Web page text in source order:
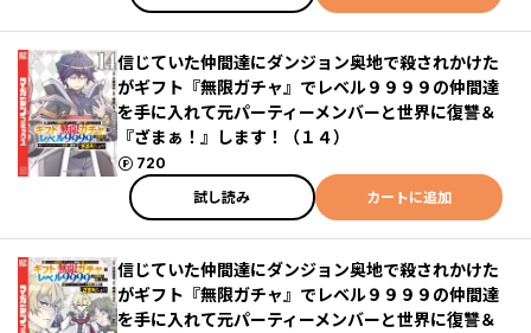
信じていた仲間達にダンジョン奥地で殺されかけた
がギフト『無限ガチャ』でレベル９９９９の仲間達
を手に入れて元パーティーメンバーと世界に復讐＆
『ざまぁ！』します！（１４）
720
ポイント
試し読み
カートに追加
信じていた仲間達にダンジョン奥地で殺されかけた
がギフト『無限ガチャ』でレベル９９９９の仲間達
を手に入れて元パーティーメンバーと世界に復讐＆